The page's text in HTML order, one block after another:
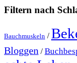
Filtern nach
Bauchmuskeln /
Bloggen /